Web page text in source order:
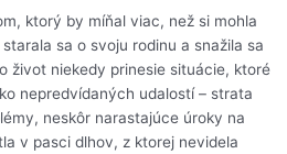
ktorý by míňal viac, než si mohla
sa o svoju rodinu a snažila sa
život niekedy prinesie situácie, ktoré
nepredvídaných udalostí – strata
neskôr narastajúce úroky na
v pasci dlhov, z ktorej nevidela